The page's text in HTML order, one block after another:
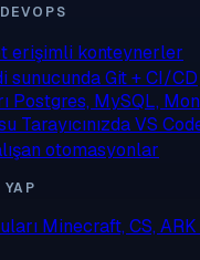
erişimli konteynerler
sunucunda Git + CI/CD
Postgres, MySQL,
Tarayıcınızda VS
otomasyonlar
Minecraft, CS,